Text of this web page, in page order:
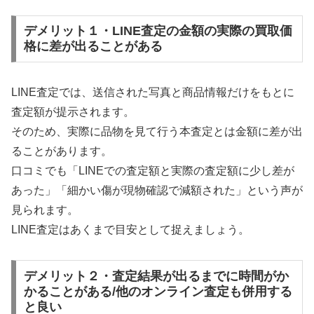
デメリット１・LINE査定の金額の実際の買取価
格に差が出ることがある
LINE査定では、送信された写真と商品情報だけをもとに
査定額が提示されます。
そのため、実際に品物を見て行う本査定とは金額に差が出
ることがあります。
口コミでも「LINEでの査定額と実際の査定額に少し差が
あった」「細かい傷が現物確認で減額された」という声が
見られます。
LINE査定はあくまで目安として捉えましょう。
デメリット２・査定結果が出るまでに時間がか
かることがある/他のオンライン査定も併用する
と良い